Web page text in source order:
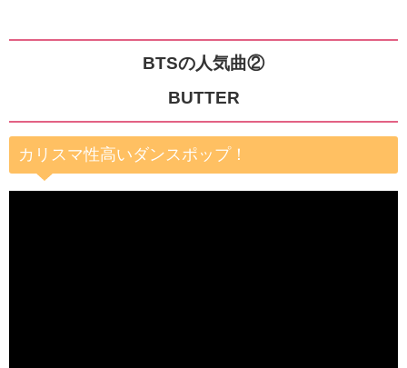
BTSの人気曲②
BUTTER
カリスマ性高いダンスポップ！